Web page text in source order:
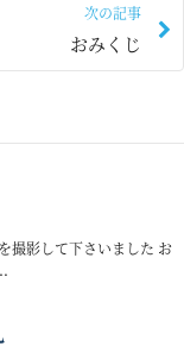
次の記事
おみくじ
撮影して下さいました お